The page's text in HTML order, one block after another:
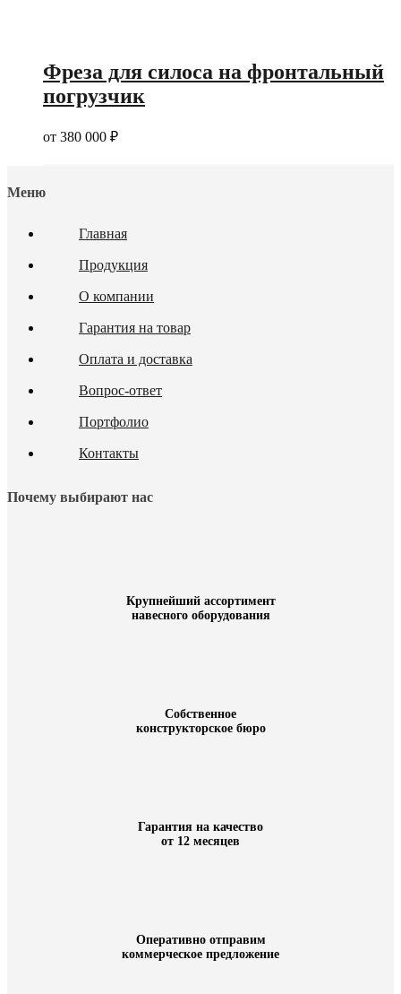
Фреза для силоса на фронтальный
погрузчик
от 380 000 ₽
Меню
Главная
Продукция
О компании
Гарантия на товар
Оплата и доставка
Вопрос-ответ
Портфолио
Контакты
Почему выбирают нас
Крупнейший ассортимент
навесного оборудования
Собственное
конструкторское бюро
Гарантия на качество
от 12 месяцев
Оперативно отправим
коммерческое предложение